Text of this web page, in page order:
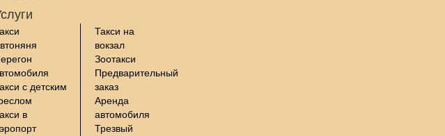
с детским
в
Такси на
вокзал
Зоотакси
Предварительный
заказ
Аренда
автомобиля
Трезвый